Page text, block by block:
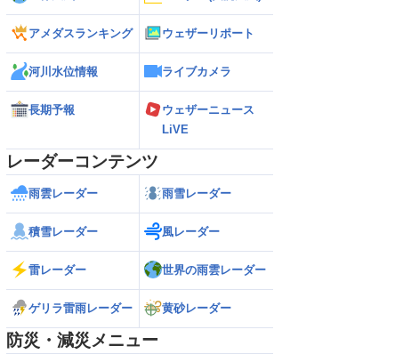
アメダスランキング ウェザーリポート
河川水位情報 ライブカメラ
長期予報
ウェザーニュース
LiVE
レーダーコンテンツ
雨雲レーダー 雨雪レーダー
積雪レーダー 風レーダー
雷レーダー 世界の雨雲レーダー
ゲリラ雷雨レーダー 黄砂レーダー
防災・減災メニュー